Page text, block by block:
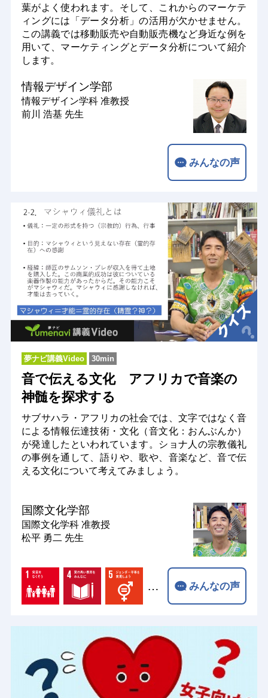
葉がよく使われます。そして、これからのマーケテ
ィングには「データ分析」の活用が欠かせません。
この講義では移動販売や自動販売機など身近な例を
用いて、マーケティングとデータ分析について紹介
します。
情報デザイン学部
情報デザイン学科 准教授
前川 浩基 先生
みんなの声
夢ナビ講義Video 30min
音で伝える文化 アフリカで音楽の
神髄を探求する
サブサハラ・アフリカの社会では、文字ではなく音
による情報伝達技術・文化（音文化：おんぶんか）
が発達したといわれています。ショナ人の宗教儀礼
の事例を通して、語りや、歌や、音楽など、音で伝
える文化について考えてみましょう。
国際文化学部
国際文化学科 准教授
松平 勇二 先生
… みんなの声